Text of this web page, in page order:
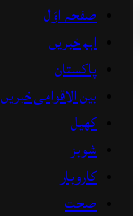
صفحہ اوّل
اہم خبریں
پاکستان
بین الاقوامی خبریں
کھیل
شوبز
کاروبار
صحت